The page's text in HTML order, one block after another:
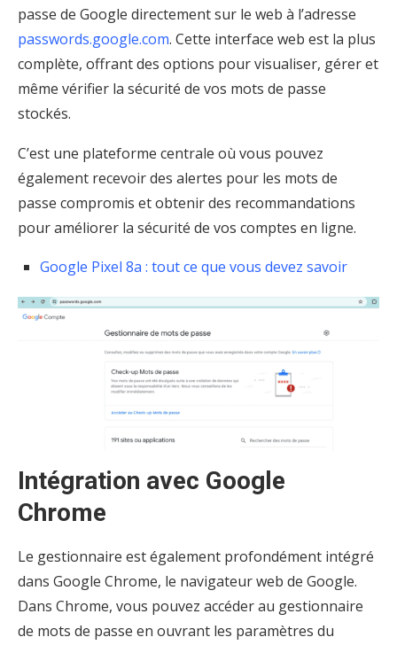
passe de Google directement sur le web à l’adresse
passwords.google.com. Cette interface web est la plus
complète, offrant des options pour visualiser, gérer et
même vérifier la sécurité de vos mots de passe
stockés.
C’est une plateforme centrale où vous pouvez
également recevoir des alertes pour les mots de
passe compromis et obtenir des recommandations
pour améliorer la sécurité de vos comptes en ligne.
Google Pixel 8a : tout ce que vous devez savoir
Intégration avec Google
Chrome
Le gestionnaire est également profondément intégré
dans Google Chrome, le navigateur web de Google.
Dans Chrome, vous pouvez accéder au gestionnaire
de mots de passe en ouvrant les paramètres du